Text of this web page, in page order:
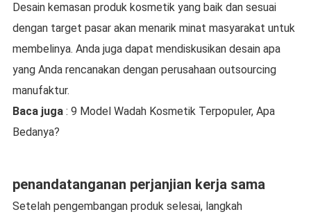
Desain kemasan produk kosmetik yang baik dan sesuai
dengan target pasar akan menarik minat masyarakat untuk
membelinya. Anda juga dapat mendiskusikan desain apa
yang Anda rencanakan dengan perusahaan outsourcing
manufaktur.
Baca juga: 9 Model Wadah Kosmetik Terpopuler, Apa
Bedanya?
penandatanganan perjanjian kerja sama
Setelah pengembangan produk selesai, langkah